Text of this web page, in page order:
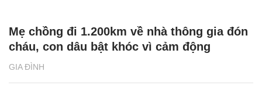
GIA ĐÌNH
Mẹ chồng đi 1.200km về nhà thông gia đón
cháu, con dâu bật khóc vì cảm động